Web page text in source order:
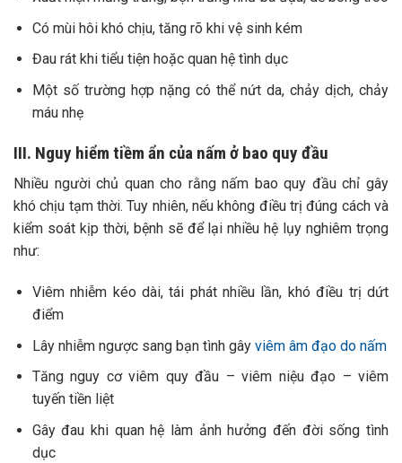
Có mùi hôi khó chịu, tăng rõ khi vệ sinh kém
Đau rát khi tiểu tiện hoặc quan hệ tình dục
Một số trường hợp nặng có thể nứt da, chảy dịch, chảy
máu nhẹ
III. Nguy hiểm tiềm ẩn của nấm ở bao quy đầu
Nhiều người chủ quan cho rằng nấm bao quy đầu chỉ gây
khó chịu tạm thời. Tuy nhiên, nếu không điều trị đúng cách và
kiểm soát kịp thời, bệnh sẽ để lại nhiều hệ lụy nghiêm trọng
như:
Viêm nhiễm kéo dài, tái phát nhiều lần, khó điều trị dứt
điểm
Lây nhiễm ngược sang bạn tình gây viêm âm đạo do nấm
Tăng nguy cơ viêm quy đầu – viêm niệu đạo – viêm
tuyến tiền liệt
Gây đau khi quan hệ làm ảnh hưởng đến đời sống tình
dục